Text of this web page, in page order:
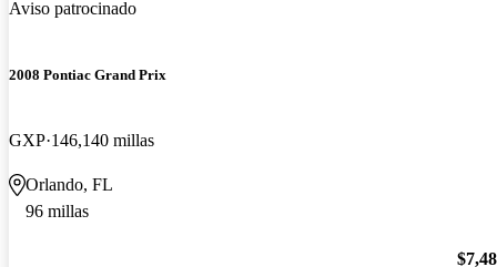
Aviso patrocinado
2008 Pontiac Grand Prix
GXP 146,140 millas
Orlando, FL
96 millas